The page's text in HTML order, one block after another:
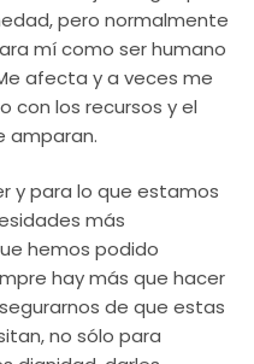
pero normalmente
mí como ser humano
afecta y a veces me
con los recursos y el
amparan.
y para lo que estamos
más
hemos podido
hay más que hacer
de que estas
no sólo para